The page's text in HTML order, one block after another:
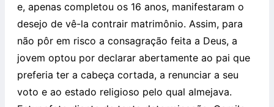
e, apenas completou os 16 anos, manifestaram o
desejo de vê-la contrair matrimônio. Assim, para
não pôr em risco a consagração feita a Deus, a
jovem optou por declarar abertamente ao pai que
preferia ter a cabeça cortada, a renunciar a seu
voto e ao estado religioso pelo qual almejava.